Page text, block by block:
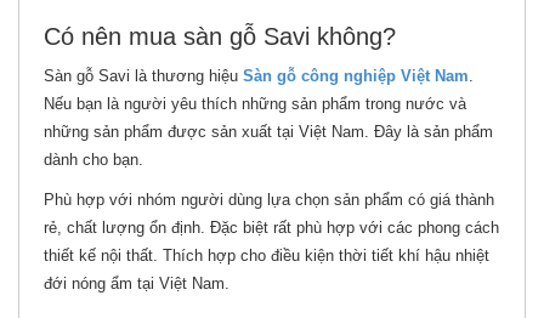
Có nên mua sàn gỗ Savi không?
Sàn gỗ Savi là thương hiệu Sàn gỗ công nghiệp Việt Nam.
Nếu bạn là người yêu thích những sản phẩm trong nước và
những sản phẩm được sản xuất tại Việt Nam. Đây là sản phẩm
dành cho bạn.
Phù hợp với nhóm người dùng lựa chọn sản phẩm có giá thành
rẻ, chất lượng ổn định. Đặc biệt rất phù hợp với các phong cách
thiết kế nội thất. Thích hợp cho điều kiện thời tiết khí hậu nhiệt
đới nóng ẩm tại Việt Nam.